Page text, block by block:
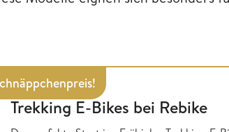
Trekking E-Bikes bei Rebike